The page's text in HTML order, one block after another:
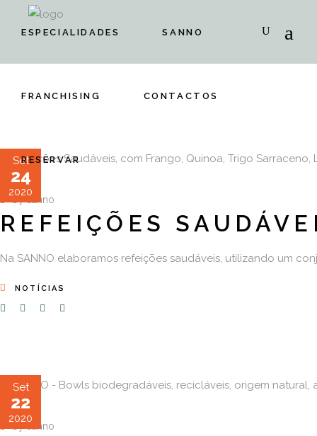
ESPECIALIDADES SANNO
FRANCHISING CONTACTOS
RESERVAR
Set
24
2020
sanno
REFEIÇÕES
Na SANNO elaboramos refeições saudáveis, utilizando um
NOTÍCIAS
Set
22
2020
bysanno